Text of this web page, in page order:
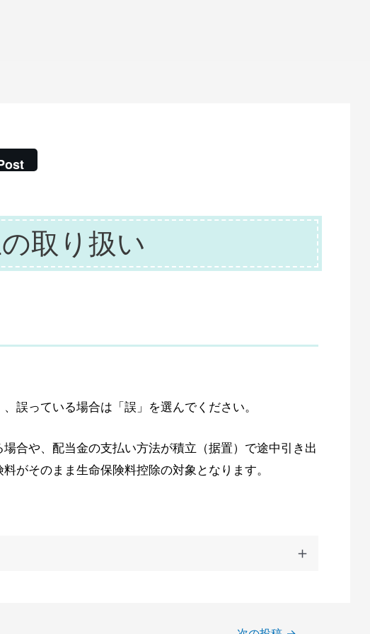
取り扱い
誤っている場合は「誤」を選んでください。
合や、配当金の支払い方法が積立（据置）で途中引き出
がそのまま生命保険料控除の対象となります。